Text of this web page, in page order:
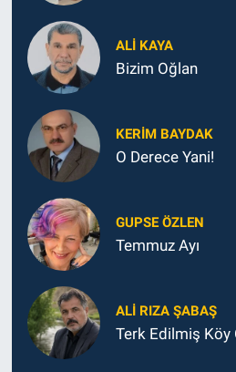
ALI KAYA
Bizim Oğlan
KERIM BAYDAK
O Derece Yani!
GUPSE ÖZLEN
Temmuz Ayı
ALI RIZA ŞABAŞ
Terk Edilmiş Köy